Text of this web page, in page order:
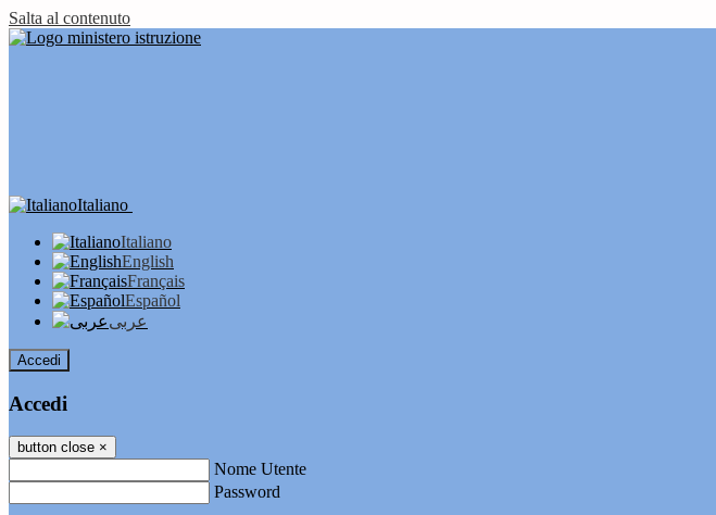
Salta al contenuto
Italiano
Italiano
English
Français
Español
عربى
Accedi
Accedi
button close ×
Nome Utente
Password